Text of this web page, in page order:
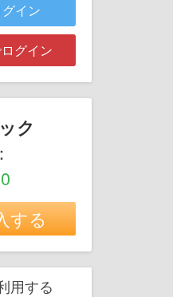
イン
グイン
ク
する
用する